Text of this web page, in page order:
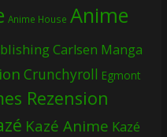
Anime House Anime
Carlsen Manga
Crunchyroll Egmont
Rezension
Kazé Anime Kazé